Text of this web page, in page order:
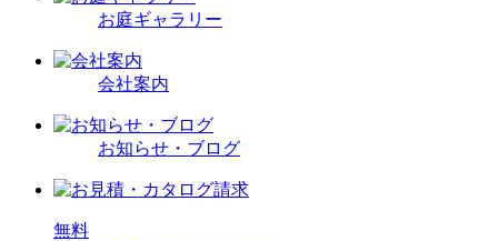
お庭ギャラリー
会社案内
お知らせ・ブログ
無料